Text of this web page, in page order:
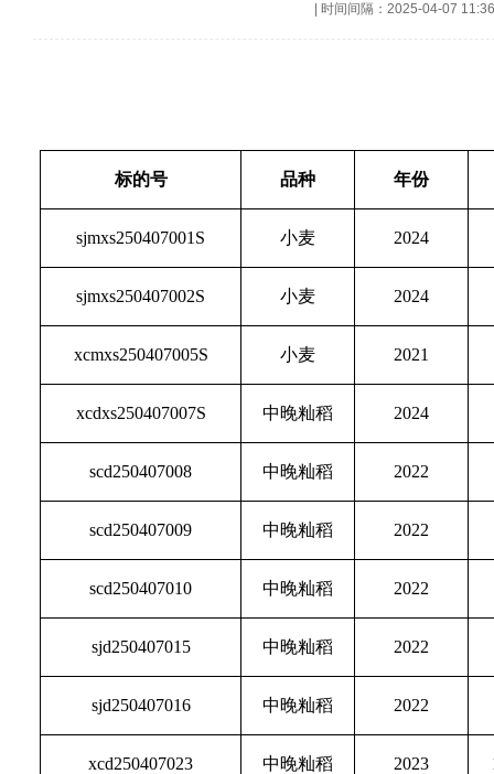
时间间隔：2025-04-07 11:36
标的号 品种 年份
sjmxs250407001S 小麦 2024
sjmxs250407002S 小麦 2024
xcmxs250407005S 小麦 2021
xcdxs250407007S 中晚籼稻 2024
scd250407008 中晚籼稻 2022
scd250407009 中晚籼稻 2022
scd250407010 中晚籼稻 2022
sjd250407015 中晚籼稻 2022
sjd250407016 中晚籼稻 2022
xcd250407023 中晚籼稻 2023